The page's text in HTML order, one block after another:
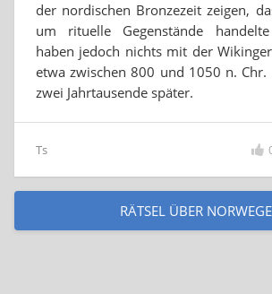
der nordischen Bronzezeit zeigen,
um rituelle Gegenstände
haben jedoch nichts mit der
etwa zwischen 800 und 1050 n.
zwei Jahrtausende später.
Ts
RÄTSEL ÜBER